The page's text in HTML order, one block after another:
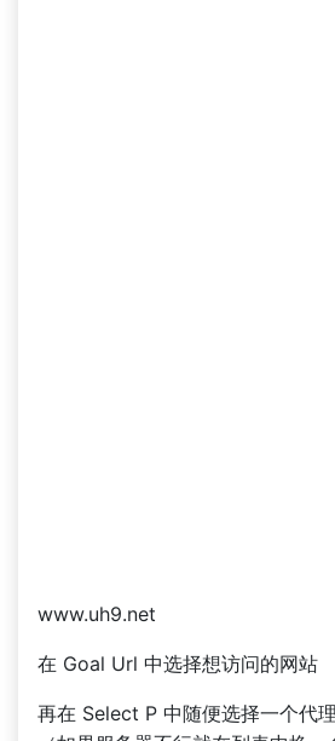
www.uh9.net
在 Goal Url 中选择想访问的网站
再在 Select P 中随便选择一个代